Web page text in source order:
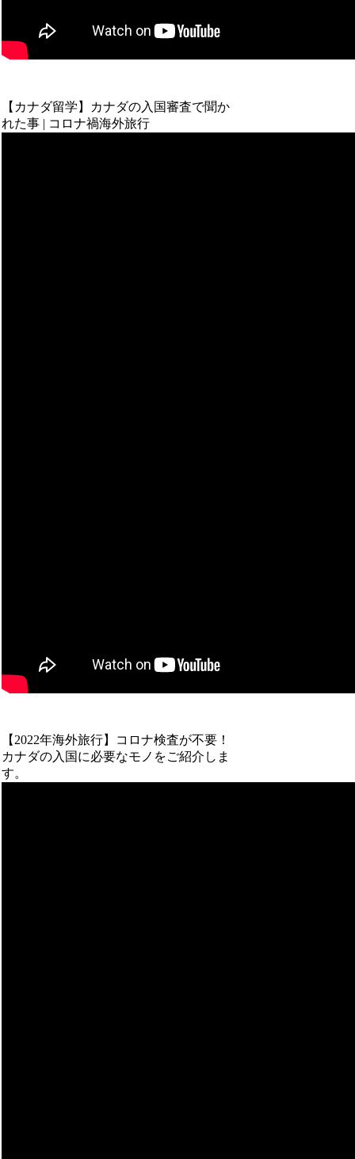
【カナダ留学】カナダの入国審査で聞か
れた事 | コロナ禍海外旅行
【2022年海外旅行】コロナ検査が不要！
カナダの入国に必要なモノをご紹介しま
す。